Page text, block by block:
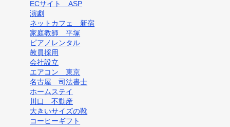
ECサイト ASP
演劇
ネットカフェ 新宿
家庭教師 平塚
ピアノレンタル
教員採用
会社設立
エアコン 東京
名古屋 司法書士
ホームステイ
川口 不動産
大きいサイズの靴
コーヒーギフト